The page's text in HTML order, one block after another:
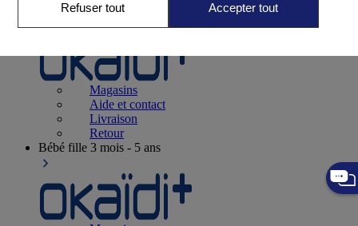
Naissance0-12 mois
Magasins
Aide et contact
Livraison
Retour
Bébé fille 3 mois - 5 ans
Refuser tout Accepter tout